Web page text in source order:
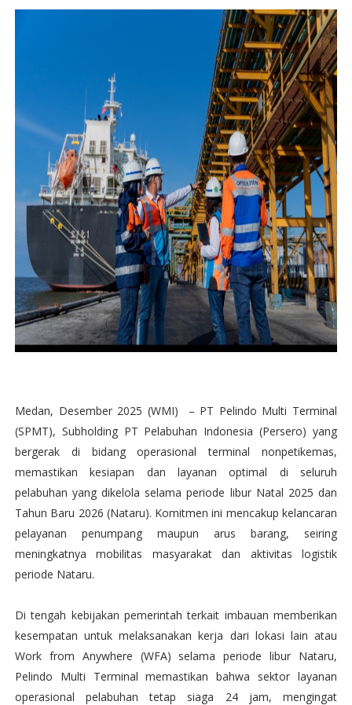
Medan, Desember 2025 (WMI) – PT Pelindo Multi Terminal
(SPMT), Subholding PT Pelabuhan Indonesia (Persero) yang
bergerak di bidang operasional terminal nonpetikemas,
memastikan kesiapan dan layanan optimal di seluruh
pelabuhan yang dikelola selama periode libur Natal 2025 dan
Tahun Baru 2026 (Nataru). Komitmen ini mencakup kelancaran
pelayanan penumpang maupun arus barang, seiring
meningkatnya mobilitas masyarakat dan aktivitas logistik
periode Nataru.
Di tengah kebijakan pemerintah terkait imbauan memberikan
kesempatan untuk melaksanakan kerja dari lokasi lain atau
Work from Anywhere (WFA) selama periode libur Nataru,
Pelindo Multi Terminal memastikan bahwa sektor layanan
operasional pelabuhan tetap siaga 24 jam, mengingat